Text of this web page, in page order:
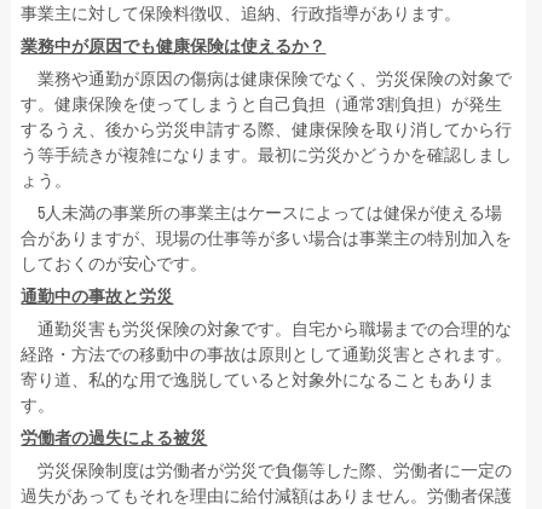
事業主に対して保険料徴収、追納、行政指導があります。
業務中が原因でも健康保険は使えるか？
業務や通勤が原因の傷病は健康保険でなく、労災保険の対象で
す。健康保険を使ってしまうと自己負担（通常3割負担）が発生
するうえ、後から労災申請する際、健康保険を取り消してから行
う等手続きが複雑になります。最初に労災かどうかを確認しまし
ょう。
5人未満の事業所の事業主はケースによっては健保が使える場
合がありますが、現場の仕事等が多い場合は事業主の特別加入を
しておくのが安心です。
通勤中の事故と労災
通勤災害も労災保険の対象です。自宅から職場までの合理的な
経路・方法での移動中の事故は原則として通勤災害とされます。
寄り道、私的な用で逸脱していると対象外になることもありま
す。
労働者の過失による被災
労災保険制度は労働者が労災で負傷等した際、労働者に一定の
過失があってもそれを理由に給付減額はありません。労働者保護